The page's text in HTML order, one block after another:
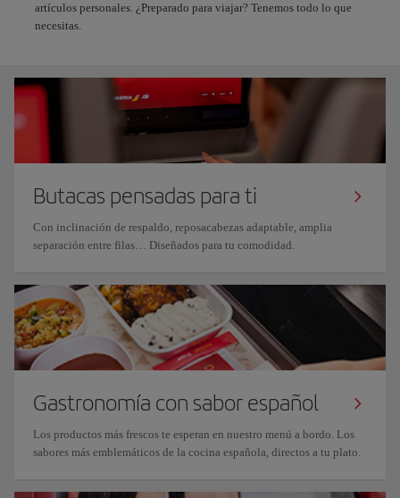
artículos personales. ¿Preparado para viajar? Tenemos todo lo que
necesitas.
Butacas pensadas para ti
Con inclinación de respaldo, reposacabezas adaptable, amplia
separación entre filas… Diseñados para tu comodidad.
Gastronomía con sabor español
Los productos más frescos te esperan en nuestro menú a bordo. Los
sabores más emblemáticos de la cocina española, directos a tu plato.